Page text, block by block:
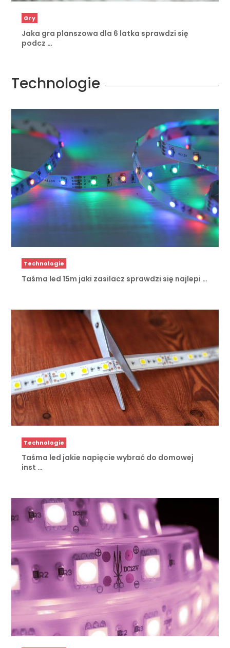
Gry
Jaka gra planszowa dla 6 latka sprawdzi się
podcz …
Technologie
Technologie
Taśma led 15m jaki zasilacz sprawdzi się najlepi …
Technologie
Taśma led jakie napięcie wybrać do domowej
inst …